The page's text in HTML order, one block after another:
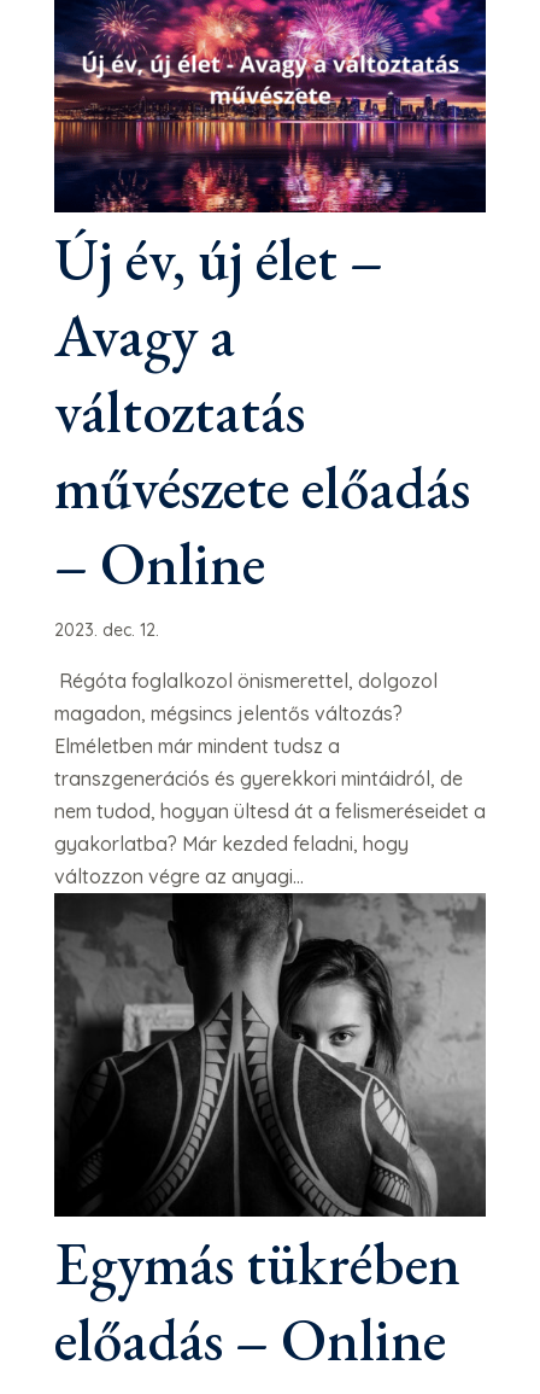
Új év, új élet –
Avagy a
változtatás
művészete előadás
– Online
2023. dec. 12.
Régóta foglalkozol önismerettel, dolgozol
magadon, mégsincs jelentős változás?
Elméletben már mindent tudsz a
transzgenerációs és gyerekkori mintáidról, de
nem tudod, hogyan ültesd át a felismeréseidet a
gyakorlatba? Már kezded feladni, hogy
változzon végre az anyagi...
Egymás tükrében
előadás – Online